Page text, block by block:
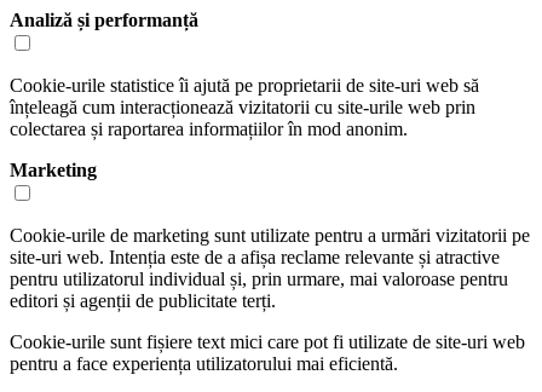
Analiză și performanță
Cookie-urile statistice îi ajută pe proprietarii de site-uri web să
înțeleagă cum interacționează vizitatorii cu site-urile web prin
colectarea și raportarea informațiilor în mod anonim.
Marketing
Cookie-urile de marketing sunt utilizate pentru a urmări vizitatorii pe
site-uri web. Intenția este de a afișa reclame relevante și atractive
pentru utilizatorul individual și, prin urmare, mai valoroase pentru
editori și agenții de publicitate terți.
Cookie-urile sunt fișiere text mici care pot fi utilizate de site-uri web
pentru a face experiența utilizatorului mai eficientă.